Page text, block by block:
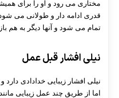
مختاری می رود و او را برای
قدری ادامه‌ دار و طولانی می‌
تمام می‌ شود و آنها دیگر به هم
نیلی افشار قبل عمل
نیلی افشار زیبایی خدادادی دارد
اما از طریق چند عمل زیبایی